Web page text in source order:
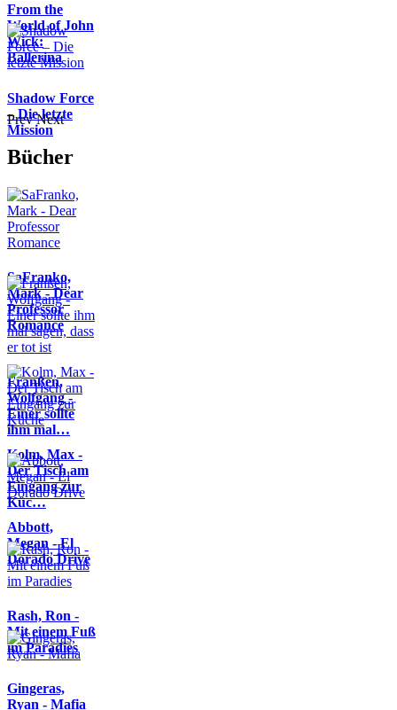
From the
World of John
Wick:
Ballerina
Shadow Force
– Die letzte
Mission
Prev Next
Bücher
SaFranko,
Mark - Dear
Professor
Romance
Franßen,
Wolfgang -
Einer sollte
ihm mal…
Kolm, Max -
Der Tisch am
Eingang zur
Küc…
Abbott,
Megan - El
Dorado Drive
Rash, Ron -
Mit einem Fuß
im Paradies
Gingeras,
Ryan - Mafia